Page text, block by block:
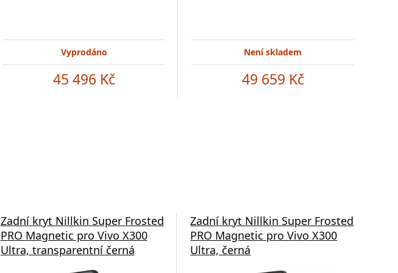
Vyprodáno
45 496 Kč
Není skladem
49 659 Kč
Zadní kryt Nillkin Super Frosted
PRO Magnetic pro Vivo X300
Ultra, transparentní černá
Zadní kryt Nillkin Super Frosted
PRO Magnetic pro Vivo X300
Ultra, černá